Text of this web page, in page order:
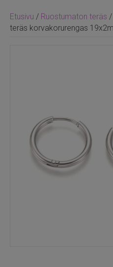
Etusivu / Ruostumaton teräs /
teräs korvakorurengas